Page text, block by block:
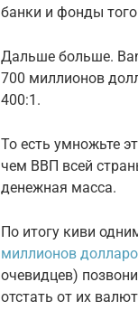
банки и фонды
Дальше больше.
700 миллионов
400:1.
То есть умножьте
чем ВВП всей
денежная масса.
По итогу киви
миллионов
очевидцев)
отстать от их